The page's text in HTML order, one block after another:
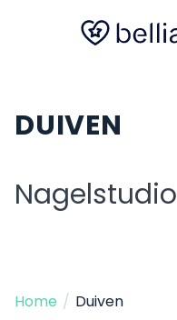
DUIVEN
Nagelstudio
Home / Duiven